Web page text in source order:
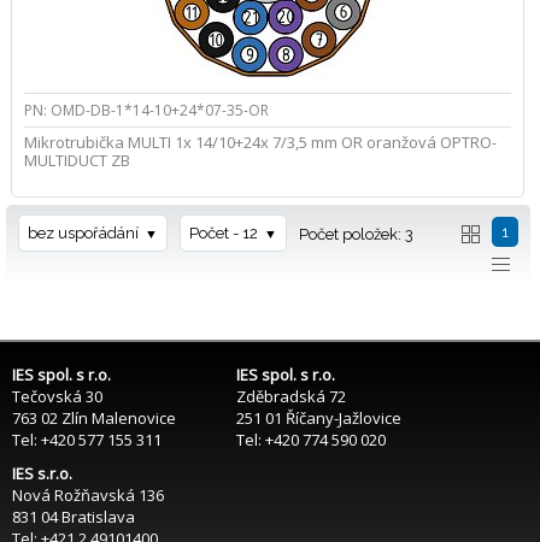
PN: OMD-DB-1*14-10+24*07-35-OR
Mikrotrubička MULTI 1x 14/10+24x 7/3,5 mm OR oranžová OPTRO-
MULTIDUCT ZB
1
bez uspořádání Počet - 12 Počet položek: 3
IES spol. s r.o.
Tečovská 30
763 02 Zlín Malenovice
Tel: +420 577 155 311
IES spol. s r.o.
Zděbradská 72
251 01 Říčany-Jažlovice
Tel: +420 774 590 020
IES s.r.o.
Nová Rožňavská 136
831 04 Bratislava